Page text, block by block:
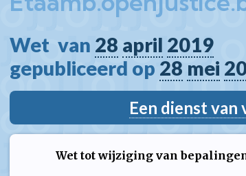
Wet  van 28 april 2019
gepubliceerd op 28 mei
Een dienst van
Wet tot wijziging van